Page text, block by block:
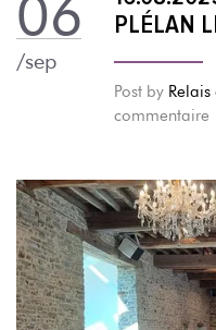
06
/sep
PLÉLAN
Post by Relais
commentaire